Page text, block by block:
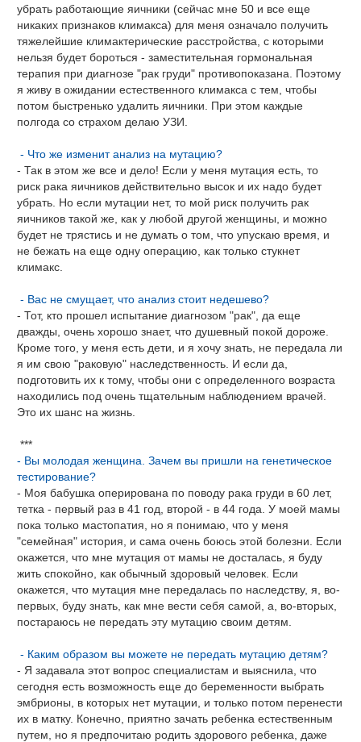
убрать работающие яичники (сейчас мне 50 и все еще
никаких признаков климакса) для меня означало получить
тяжелейшие климактерические расстройства, с которыми
нельзя будет бороться - заместительная гормональная
терапия при диагнозе "рак груди" противопоказана. Поэтому
я живу в ожидании естественного климакса с тем, чтобы
потом быстренько удалить яичники. При этом каждые
полгода со страхом делаю УЗИ.
- Что же изменит анализ на мутацию?
- Так в этом же все и дело! Если у меня мутация есть, то
риск рака яичников действительно высок и их надо будет
убрать. Но если мутации нет, то мой риск получить рак
яичников такой же, как у любой другой женщины, и можно
будет не трястись и не думать о том, что упускаю время, и
не бежать на еще одну операцию, как только стукнет
климакс.
- Вас не смущает, что анализ стоит недешево?
- Тот, кто прошел испытание диагнозом "рак", да еще
дважды, очень хорошо знает, что душевный покой дороже.
Кроме того, у меня есть дети, и я хочу знать, не передала ли
я им свою "раковую" наследственность. И если да,
подготовить их к тому, чтобы они с определенного возраста
находились под очень тщательным наблюдением врачей.
Это их шанс на жизнь.
***
- Вы молодая женщина. Зачем вы пришли на генетическое
тестирование?
- Моя бабушка оперирована по поводу рака груди в 60 лет,
тетка - первый раз в 41 год, второй - в 44 года. У моей мамы
пока только мастопатия, но я понимаю, что у меня
"семейная" история, и сама очень боюсь этой болезни. Если
окажется, что мне мутация от мамы не досталась, я буду
жить спокойно, как обычный здоровый человек. Если
окажется, что мутация мне передалась по наследству, я, во-
первых, буду знать, как мне вести себя самой, а, во-вторых,
постараюсь не передать эту мутацию своим детям.
- Каким образом вы можете не передать мутацию детям?
- Я задавала этот вопрос специалистам и выяснила, что
сегодня есть возможность еще до беременности выбрать
эмбрионы, в которых нет мутации, и только потом перенести
их в матку. Конечно, приятно зачать ребенка естественным
путем, но я предпочитаю родить здорового ребенка, даже